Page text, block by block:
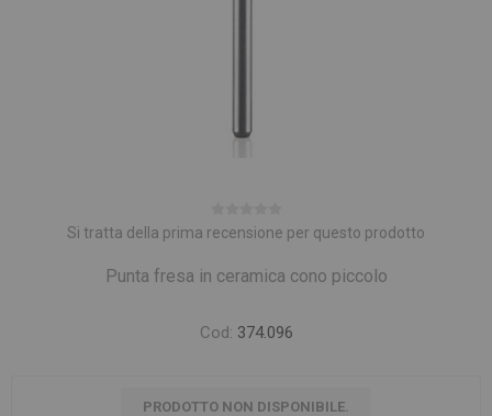
Si tratta della prima recensione per questo prodotto
Punta fresa in ceramica cono piccolo
Cod: 374.096
PRODOTTO NON DISPONIBILE.